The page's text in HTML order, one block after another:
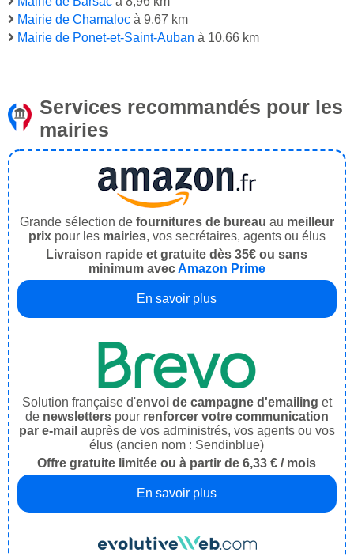
Mairie de Chamaloc à 9,67 km
Mairie de Ponet-et-Saint-Auban à 10,66 km
Services recommandés pour les
mairies
Grande sélection de fournitures de bureau au meilleur
prix pour les mairies, vos secrétaires, agents ou élus
Livraison rapide et gratuite dès 35€ ou sans
minimum avecAmazon Prime
En savoir plus
Solution française d'envoi de campagne d'emailing et
de newsletters pour renforcer votre communication
par e-mail auprès de vos administrés, vos agents ou vos
élus (ancien nom : Sendinblue)
Offre gratuite limitée ou à partir de 6,33 € / mois
En savoir plus